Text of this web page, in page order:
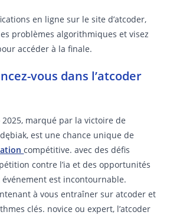
en ligne sur le site d’atcoder,
problèmes algorithmiques et visez
accéder à la finale.
vous dans l’atcoder
2025, marqué par la victoire de
dębiak, est une chance unique de
compétitive. avec des défis
contre l’ia et des opportunités
est incontournable.
à vous entraîner sur atcoder et
clés. novice ou expert, l’atcoder